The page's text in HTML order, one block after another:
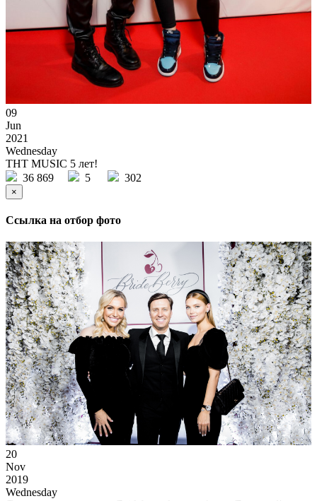
09
Jun
2021
Wednesday
THT MUSIC 5 лет!
36 869
5 302
×
Ссылка на отбор фото
20
Nov
2019
Wednesday